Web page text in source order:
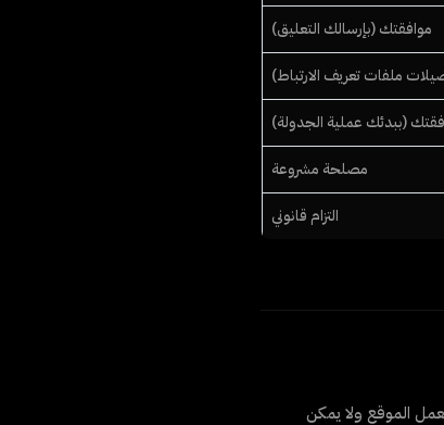
موافقتك (بإرسالك التعليق)
ملفات تعريف الارتباط)
(ببدئك عملية الجدولة)
مصلحة مشروعة
التزام قانوني
الموقع ولا يمكن